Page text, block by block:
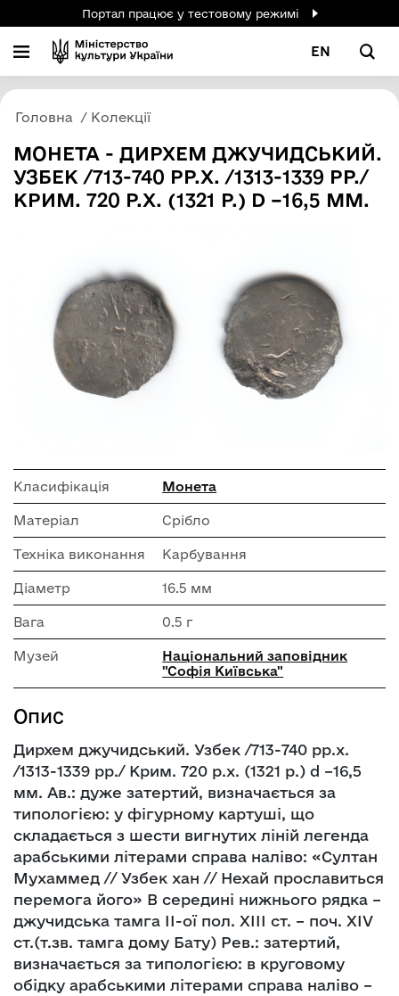
Портал працює у тестовому режимі
EN
Головна Колекції
МОНЕТА - ДИРХЕМ ДЖУЧИДСЬКИЙ.
УЗБЕК /713-740 РР.Х. /1313-1339 РР./
КРИМ. 720 Р.Х. (1321 Р.) D –16,5 ММ.
Класифікація Монета
Матеріал Срібло
Техніка виконання Карбування
Діаметр 16.5 мм
Вага 0.5 г
Музей
Національний заповідник
"Софія Київська"
Опис
Дирхем джучидський. Узбек /713-740 рр.х.
/1313-1339 рр./ Крим. 720 р.х. (1321 р.) d –16,5
мм. Aв.: дуже затертий, визначається за
типологією: у фігурному картуші, що
складається з шести вигнутих ліній легенда
арабськими літерами справа наліво: «Султан
Мухаммед // Узбек хан // Нехай прославиться
перемога його» В середині нижнього рядка –
джучидська тамга ІІ-ої пол. ХІІІ ст. – поч. ХІV
ст.(т.зв. тамга дому Бату) Рев.: затертий,
визначається за типологією: в круговому
обідку арабськими літерами справа наліво –